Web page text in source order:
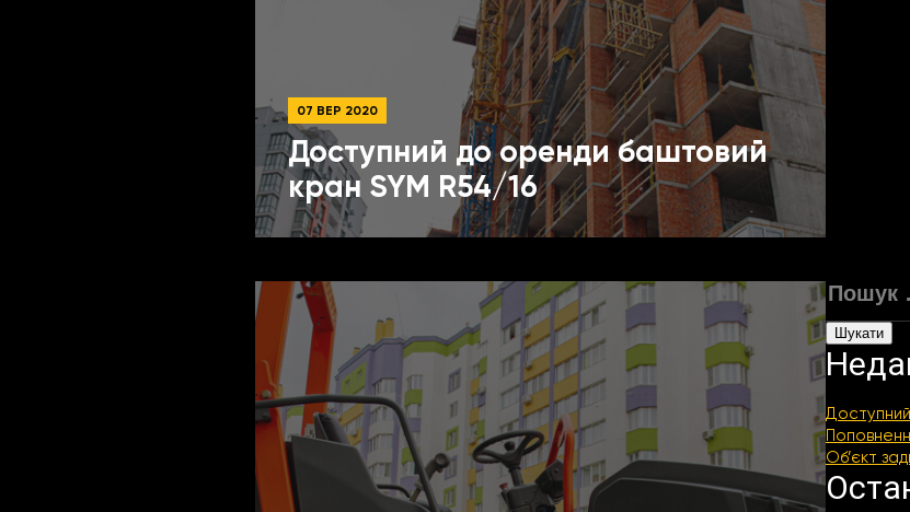
07 ВЕР 2020
Доступний до оренди баштовий
кран SYM R54/16
Об’єкт